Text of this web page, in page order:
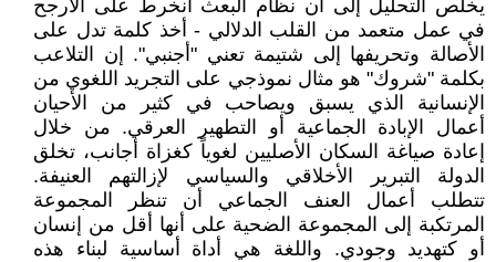
يخلص التحليل إلى أن نظام البعث انخرط على الأرجح
في عمل متعمد من القلب الدلالي - أخذ كلمة تدل على
الأصالة وتحريفها إلى شتيمة تعني "أجنبي". إن التلاعب
بكلمة "شروك" هو مثال نموذجي على التجريد اللغوي من
الإنسانية الذي يسبق ويصاحب في كثير من الأحيان
أعمال الإبادة الجماعية أو التطهير العرقي. من خلال
إعادة صياغة السكان الأصليين لغوياً كغزاة أجانب، تخلق
الدولة التبرير الأخلاقي والسياسي لإزالتهم العنيفة.
تتطلب أعمال العنف الجماعي أن تنظر المجموعة
المرتكبة إلى المجموعة الضحية على أنها أقل من إنسان
أو كتهديد وجودي. واللغة هي أداة أساسية لبناء هذه